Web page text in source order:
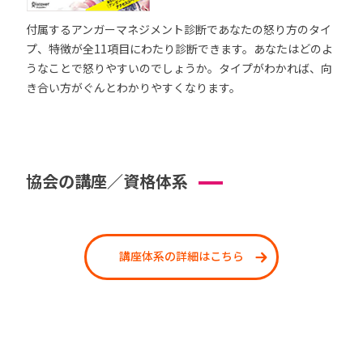
付属するアンガーマネジメント診断であなたの怒り方のタイ
プ、特徴が全11項目にわたり診断できます。あなたはどのよ
うなことで怒りやすいのでしょうか。タイプがわかれば、向
き合い方がぐんとわかりやすくなります。
協会の講座／資格体系
講座体系の詳細はこちら